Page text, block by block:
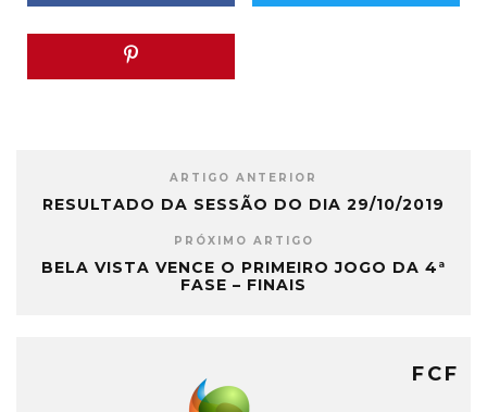
ARTIGO ANTERIOR
RESULTADO DA SESSÃO DO DIA 29/10/2019
PRÓXIMO ARTIGO
BELA VISTA VENCE O PRIMEIRO JOGO DA 4ª
FASE – FINAIS
FCF